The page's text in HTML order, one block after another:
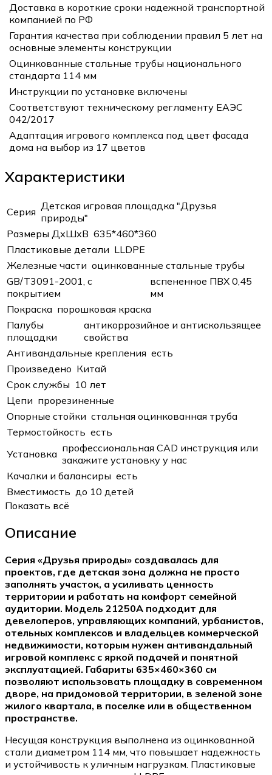
Доставка в короткие сроки надежной транспортной
компанией по РФ
Гарантия качества при соблюдении правил 5 лет на
основные элементы конструкции
Оцинкованные стальные трубы национального
стандарта 114 мм
Инструкции по установке включены
Соответствуют техническому регламенту ЕАЭС
042/2017
Адаптация игрового комплекса под цвет фасада
дома на выбор из 17 цветов
Характеристики
Серия Детская игровая площадка "Друзья
природы"
Размеры ДхШхВ 635*460*360
Пластиковые детали LLDPE
Железные части оцинкованные стальные трубы
GB/T3091-2001, с
покрытием
вспененное ПВХ 0,45
мм
Покраска порошковая краска
Палубы
площадки
антикоррозийное и антискользящее
свойства
Антивандальные крепления есть
Произведено Китай
Срок службы 10 лет
Цепи прорезиненные
Опорные стойки стальная оцинкованная труба
Термостойкость есть
Установка профессиональная CAD инструкция или
закажите установку у нас
Качалки и балансиры есть
Вместимость до 10 детей
Показать всё
Описание
Серия «Друзья природы» создавалась для
проектов, где детская зона должна не просто
заполнять участок, а усиливать ценность
территории и работать на комфорт семейной
аудитории. Модель 21250A подходит для
девелоперов, управляющих компаний, урбанистов,
отельных комплексов и владельцев коммерческой
недвижимости, которым нужен антивандальный
игровой комплекс с яркой подачей и понятной
эксплуатацией. Габариты 635×460×360 см
позволяют использовать площадку в современном
дворе, на придомовой территории, в зеленой зоне
жилого квартала, в поселке или в общественном
пространстве.
Несущая конструкция выполнена из оцинкованной
стали диаметром 114 мм, что повышает надежность
и устойчивость к уличным нагрузкам. Пластиковые